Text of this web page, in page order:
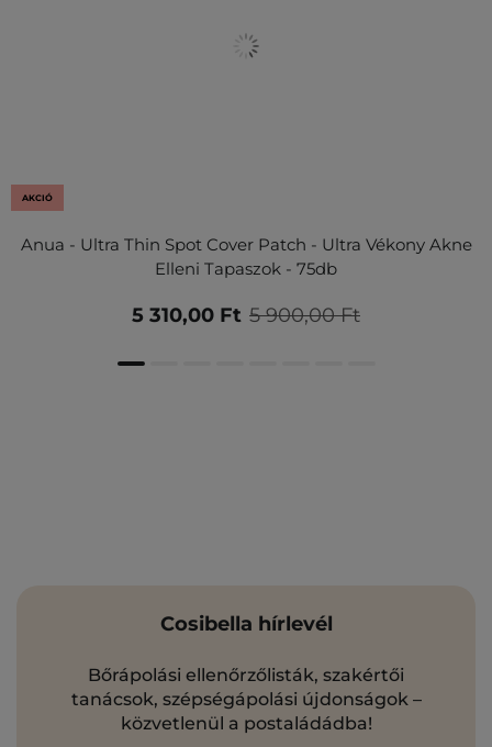
AKCIÓ
Anua - Ultra Thin Spot Cover Patch - Ultra Vékony Akne
Elleni Tapaszok - 75db
5 900,00 Ft
5 310,00 Ft
Cosibella hírlevél
Bőrápolási ellenőrzőlisták, szakértői
tanácsok, szépségápolási újdonságok –
közvetlenül a postaládádba!